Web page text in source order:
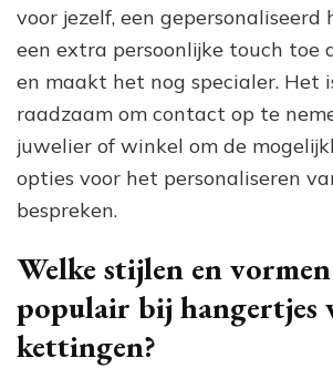
voor jezelf, een
een extra persoonlijke touch toe
en maakt het nog specialer. Het
raadzaam om contact op te
juwelier of winkel om de
opties voor het personaliseren
bespreken.
Welke stijlen en
populair bij hangertjes
kettingen?